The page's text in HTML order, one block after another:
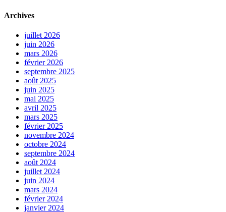
Archives
juillet 2026
juin 2026
mars 2026
février 2026
septembre 2025
août 2025
juin 2025
mai 2025
avril 2025
mars 2025
février 2025
novembre 2024
octobre 2024
septembre 2024
août 2024
juillet 2024
juin 2024
mars 2024
février 2024
janvier 2024